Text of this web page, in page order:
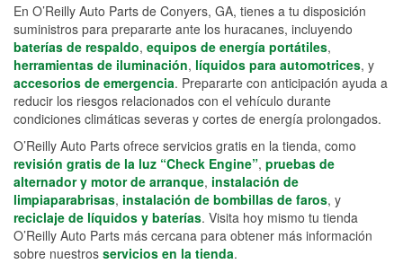
En O’Reilly Auto Parts de Conyers, GA, tienes a tu disposición
suministros para prepararte ante los huracanes, incluyendo
baterías de respaldo, equipos de energía portátiles,
herramientas de iluminación, líquidos para automotrices, y
accesorios de emergencia. Prepararte con anticipación ayuda a
reducir los riesgos relacionados con el vehículo durante
condiciones climáticas severas y cortes de energía prolongados.
O’Reilly Auto Parts ofrece servicios gratis en la tienda, como
revisión gratis de la luz “Check Engine”, pruebas de
alternador y motor de arranque, instalación de
limpiaparabrisas, instalación de bombillas de faros, y
reciclaje de líquidos y baterías. Visita hoy mismo tu tienda
O’Reilly Auto Parts más cercana para obtener más información
sobre nuestros servicios en la tienda.